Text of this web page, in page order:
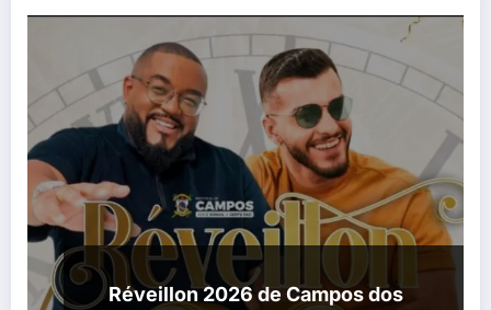
Réveillon 2026 de Campos dos